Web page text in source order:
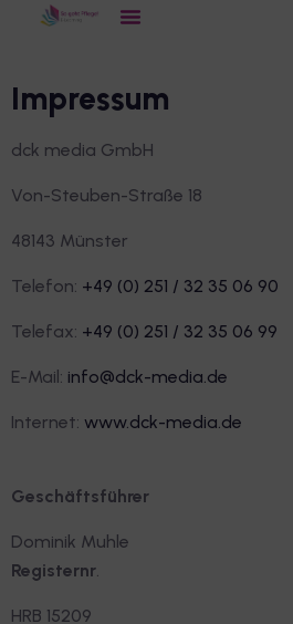
Impressum
dck media GmbH
Von-Steuben-Straße 18
48143 Münster
Telefon: +49 (0) 251 / 32 35 06 90
Telefax: +49 (0) 251 / 32 35 06 99
E-Mail: info@dck-media.de
Internet: www.dck-media.de
Geschäftsführer
Dominik Muhle
Registernr.
HRB 15209